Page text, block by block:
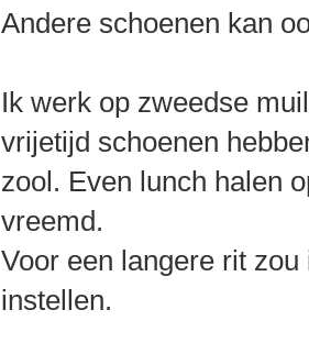
Andere schoenen kan
Ik werk op zweedse
vrijetijd schoenen
zool. Even lunch halen
vreemd.
Voor een langere rit
instellen.